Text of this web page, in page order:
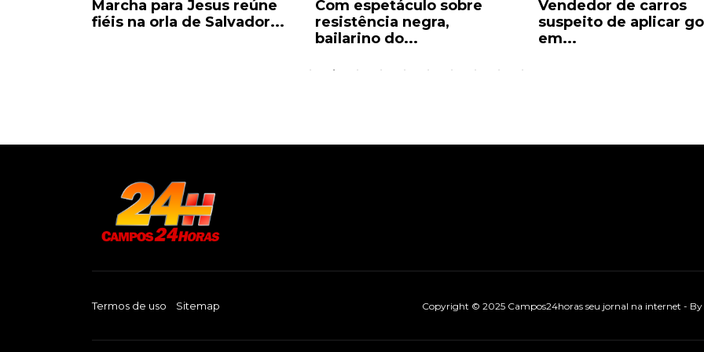
Marcha para Jesus reúne
fiéis na orla de Salvador...
Com espetáculo sobre
resistência negra,
bailarino do...
Vendedor de carros
suspeito de aplicar
em...
Termos de uso Sitemap Copyright © 2025 Campos24horas seu jornal na internet - By